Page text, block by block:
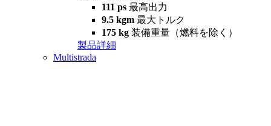
111 ps 最高出力
9.5 kgm 最大トルク
175 kg 装備重量（燃料を除く）
製品詳細
Multistrada